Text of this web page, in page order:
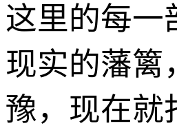
这里的每一
现实的藩篱
豫，现在就